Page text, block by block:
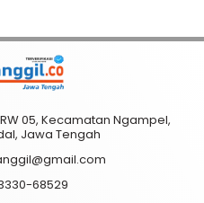
05, Kecamatan Ngampel,
Jawa Tengah
68529